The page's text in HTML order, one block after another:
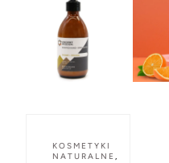
KOSMETYKI
NATURALNE ,